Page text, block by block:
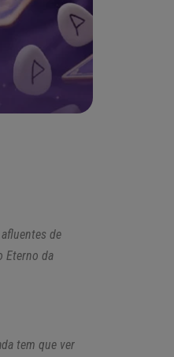
de
Eterno da
tem que ver